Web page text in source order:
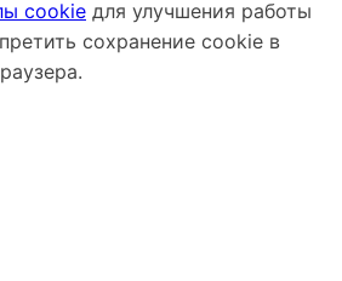
cookie для улучшения работы
сохранение cookie в